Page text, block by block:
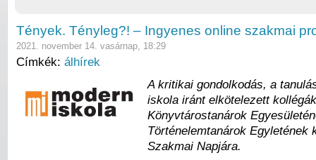
Tények. Tényleg?! – Ingyenes online szakmai
2021. november 14. vasárnap, 18:29
Címkék: álhírek
A kritikai gondolkodás, a
iskola iránt elkötelezett
Könyvtárostanárok
Történelemtanárok Egyletének
Szakmai Napjára.